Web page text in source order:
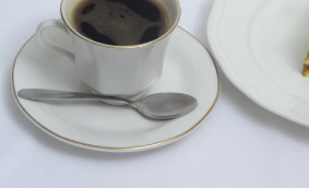
Recepty
Články
TV Program